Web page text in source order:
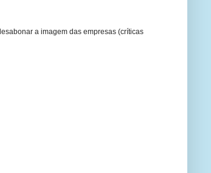
a imagem das empresas (críticas